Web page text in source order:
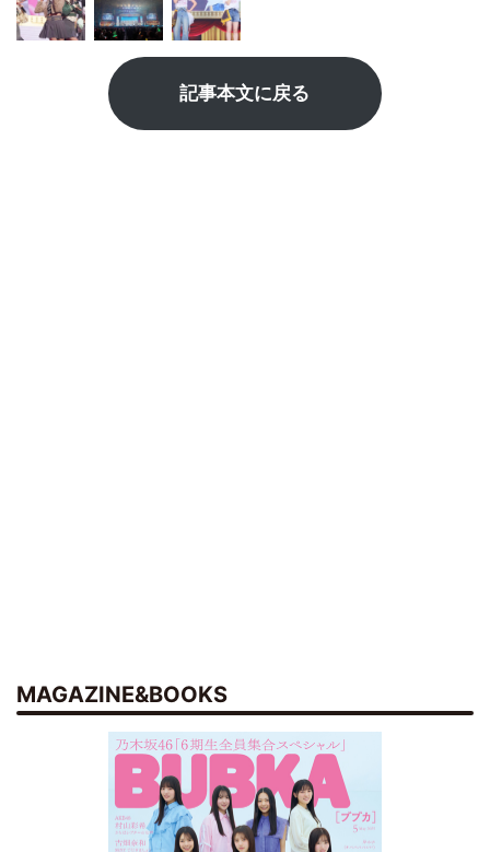
記事本文に戻る
MAGAZINE&BOOKS